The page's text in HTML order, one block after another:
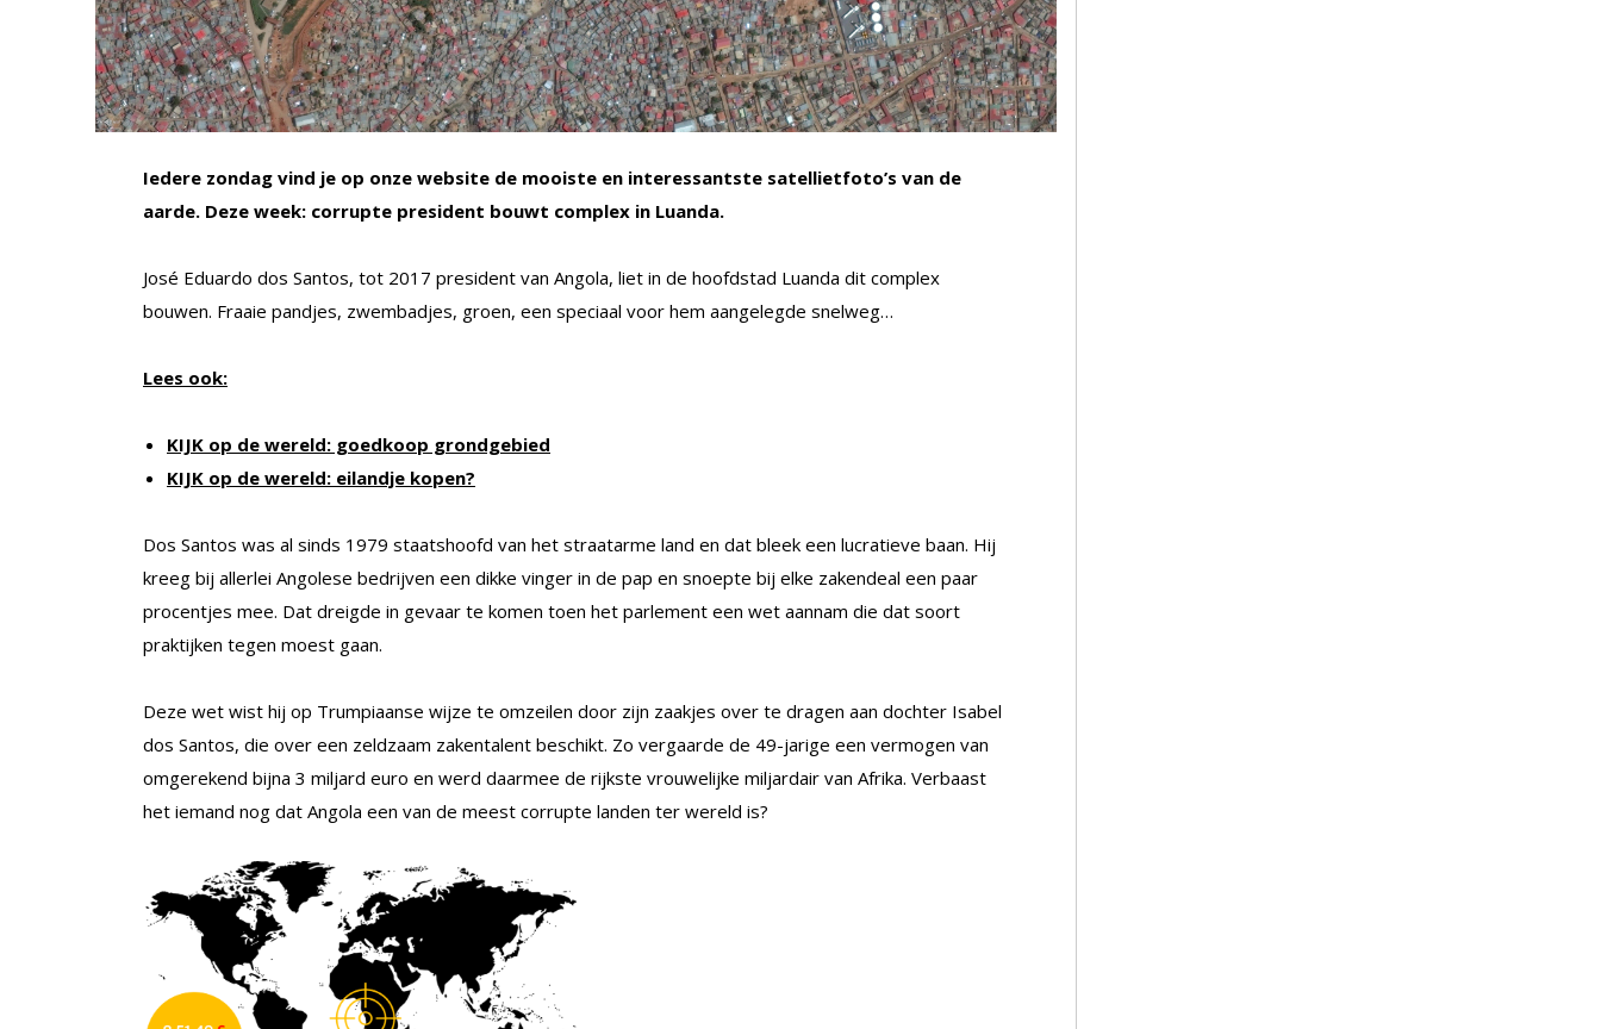
Iedere zondag vind je op onze website de mooiste en interessantste satellietfoto’s van de
aarde. Deze week: corrupte president bouwt complex in Luanda.
José Eduardo dos Santos, tot 2017 president van Angola, liet in de hoofdstad Luanda dit complex
bouwen. Fraaie pandjes, zwembadjes, groen, een speciaal voor hem aangelegde snelweg…
Lees ook:
KIJK op de wereld: goedkoop grondgebied
KIJK op de wereld: eilandje kopen?
Dos Santos was al sinds 1979 staatshoofd van het straatarme land en dat bleek een lucratieve baan. Hij
kreeg bij allerlei Angolese bedrijven een dikke vinger in de pap en snoepte bij elke zakendeal een paar
procentjes mee. Dat dreigde in gevaar te komen toen het parlement een wet aannam die dat soort
praktijken tegen moest gaan.
Deze wet wist hij op Trumpiaanse wijze te omzeilen door zijn zaakjes over te dragen aan dochter Isabel
dos Santos, die over een zeldzaam zakentalent beschikt. Zo vergaarde de 49-jarige een vermogen van
omgerekend bijna 3 miljard euro en werd daarmee de rijkste vrouwelijke miljardair van Afrika. Verbaast
het iemand nog dat Angola een van de meest corrupte landen ter wereld is?